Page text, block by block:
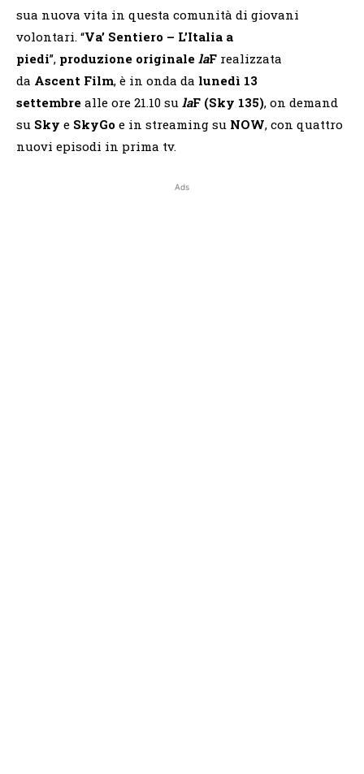
sua nuova vita in questa comunità di giovani
volontari. “Va’ Sentiero – L’Italia a
piedi”, produzione originale laF realizzata
da Ascent Film, è in onda da lunedì 13
settembre alle ore 21.10 su laF (Sky 135), on demand
su Sky e SkyGo e in streaming su NOW, con quattro
nuovi episodi in prima tv.
Ads